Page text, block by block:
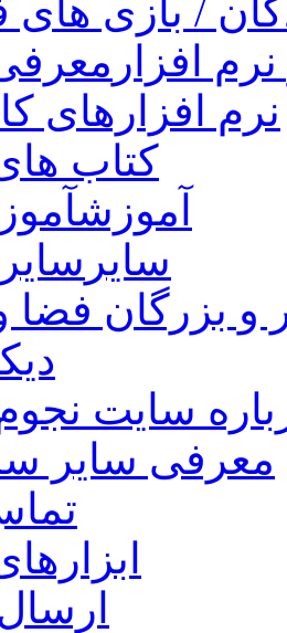
/ بازی های
افزار
نرم افزارهای
کتاب
آموزش
سایر
و بزرگان فضا
سایت
معرفی سایر